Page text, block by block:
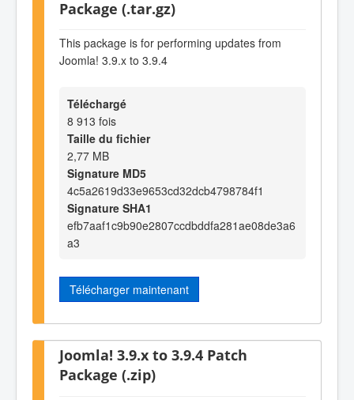
Package (.tar.gz)
This package is for performing updates from
Joomla! 3.9.x to 3.9.4
Téléchargé
8 913 fois
Taille du fichier
2,77 MB
Signature MD5
4c5a2619d33e9653cd32dcb4798784f1
Signature SHA1
efb7aaf1c9b90e2807ccdbddfa281ae08de3a6
a3
Télécharger maintenant
Joomla! 3.9.x to 3.9.4 Patch
Package (.zip)